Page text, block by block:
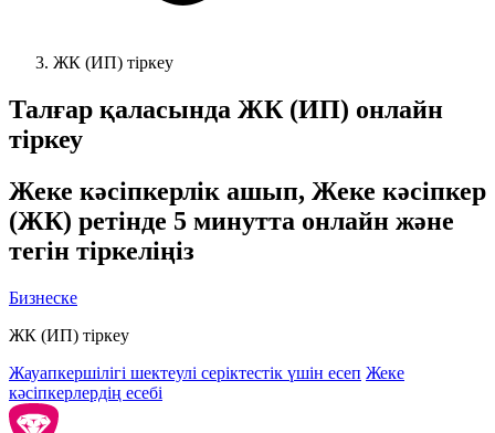
ЖК (ИП) тіркеу
Талғар қаласында ЖК (ИП) онлайн
тіркеу
Жеке кәсіпкерлік ашып, Жеке кәсіпкер
(ЖК) ретінде 5 минутта онлайн және
тегін тіркеліңіз
Бизнеске
ЖК (ИП) тіркеу
Жауапкершілігі шектеулі серіктестік үшін есеп Жеке
кәсіпкерлердің есебі